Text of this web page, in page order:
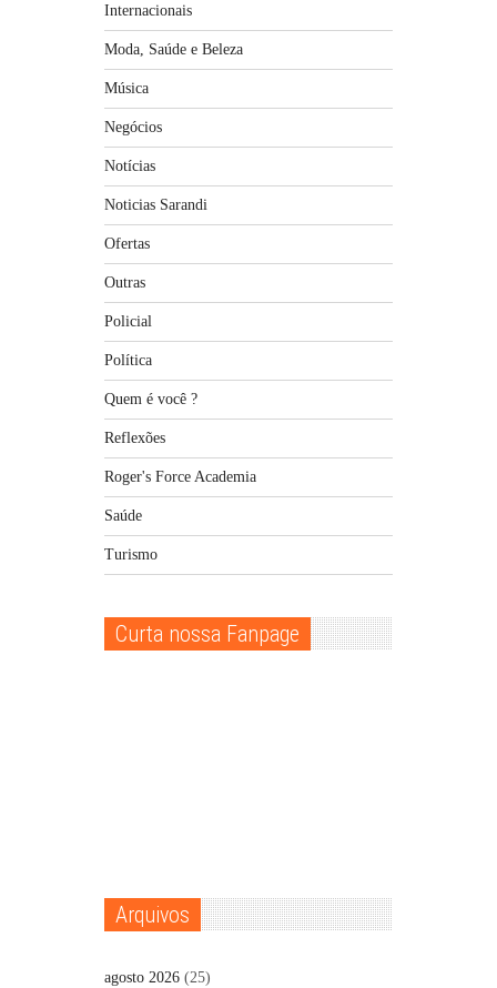
Internacionais
Moda, Saúde e Beleza
Música
Negócios
Notícias
Noticias Sarandi
Ofertas
Outras
Policial
Política
Quem é você ?
Reflexões
Roger's Force Academia
Saúde
Turismo
Curta nossa Fanpage
Arquivos
agosto 2026 (25)